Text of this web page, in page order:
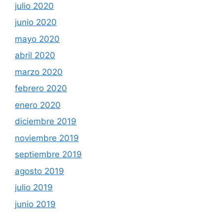
julio 2020
junio 2020
mayo 2020
abril 2020
marzo 2020
febrero 2020
enero 2020
diciembre 2019
noviembre 2019
septiembre 2019
agosto 2019
julio 2019
junio 2019